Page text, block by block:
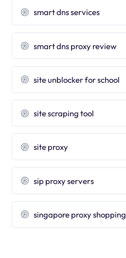
smart dns services
smart dns proxy review
site unblocker for school
site scraping tool
site proxy
sip proxy servers
singapore proxy shopping